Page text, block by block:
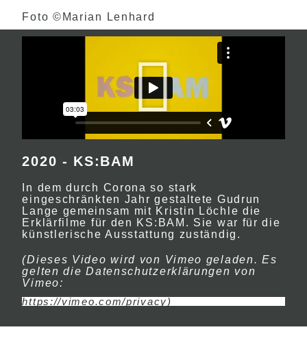
Foto ©Marian Lenhard
2020 - KS:BAM
In dem durch Corona so stark
eingeschränkten Jahr gestaltete Gudrun
Lange gemeinsam mit Kristin Löchle die
Erklärfilme für den KS:BAM. Sie war für die
künstlerische Ausstattung zuständig.
(Dieses Video wird von Vimeo geladen. Es
gelten die Datenschutzerklärungen von
Vimeo:
https://vimeo.com/privacy)